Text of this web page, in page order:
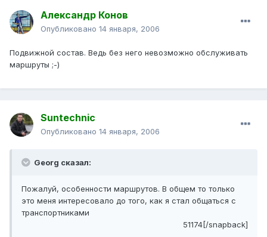
Александр Конов
Опубликовано 14 января, 2006
Подвижной состав. Ведь без него невозможно обслуживать
маршруты ;-)
Suntechnic
Опубликовано 14 января, 2006
Georg сказал:
Пожалуй, особенности маршрутов. В общем то только
это меня интересовало до того, как я стал общаться с
транспортниками
51174[/snapback]